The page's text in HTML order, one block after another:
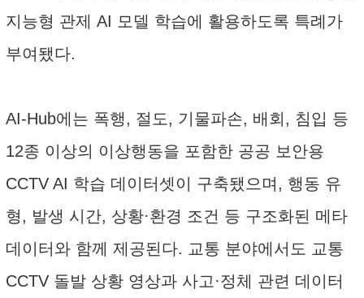
지능형 관제 AI 모델 학습에 활용하도록 특례가
부여됐다.
AI-Hub에는 폭행, 절도, 기물파손, 배회, 침입 등
12종 이상의 이상행동을 포함한 공공 보안용
CCTV AI 학습 데이터셋이 구축됐으며, 행동 유
형, 발생 시간, 상황·환경 조건 등 구조화된 메타
데이터와 함께 제공된다. 교통 분야에서도 교통
CCTV 돌발 상황 영상과 사고·정체 관련 데이터